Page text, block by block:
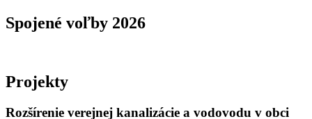
Spojené voľby 2026
Projekty
Rozšírenie verejnej kanalizácie a vodovodu v obci